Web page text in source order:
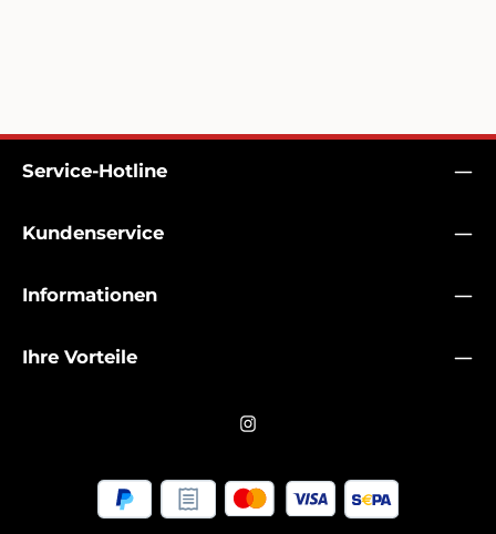
Service-Hotline
Kundenservice
Informationen
Ihre Vorteile